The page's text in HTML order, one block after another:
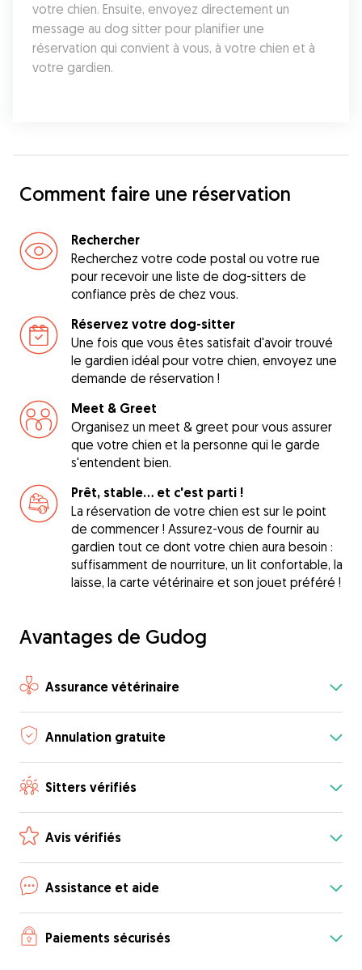
votre chien. Ensuite, envoyez directement un
message au dog sitter pour planifier une
réservation qui convient à vous, à votre chien et à
votre gardien.
Comment faire une réservation
Rechercher
Recherchez votre code postal ou votre rue
pour recevoir une liste de dog-sitters de
confiance près de chez vous.
Réservez votre dog-sitter
Une fois que vous êtes satisfait d'avoir trouvé
le gardien idéal pour votre chien, envoyez une
demande de réservation !
Meet & Greet
Organisez un meet & greet pour vous assurer
que votre chien et la personne qui le garde
s'entendent bien.
Prêt, stable... et c'est parti !
La réservation de votre chien est sur le point
de commencer ! Assurez-vous de fournir au
gardien tout ce dont votre chien aura besoin :
suffisamment de nourriture, un lit confortable, la
laisse, la carte vétérinaire et son jouet préféré !
Avantages de Gudog
Assurance vétérinaire
Annulation gratuite
Sitters vérifiés
Avis vérifiés
Assistance et aide
Paiements sécurisés